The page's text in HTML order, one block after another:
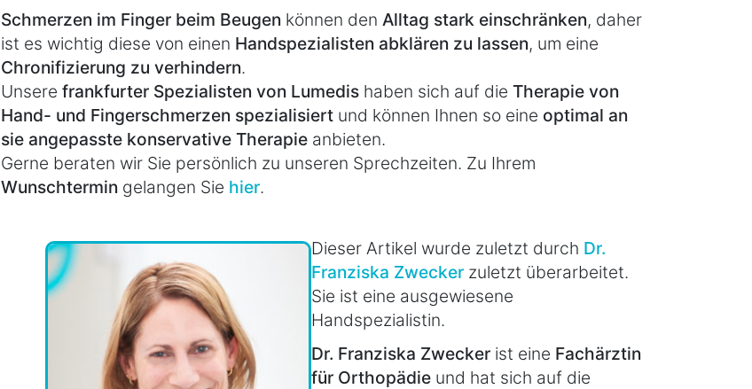
Schmerzen im Finger beim Beugen können den Alltag stark einschränken, daher
ist es wichtig diese von einen Handspezialisten abklären zu lassen, um eine
Chronifizierung zu verhindern.
Unsere frankfurter Spezialisten von Lumedis haben sich auf die Therapie von
Hand- und Fingerschmerzen spezialisiert und können Ihnen so eine optimal an
sie angepasste konservative Therapie anbieten.
Gerne beraten wir Sie persönlich zu unseren Sprechzeiten. Zu Ihrem
Wunschtermin gelangen Sie hier.
Dieser Artikel wurde zuletzt durch Dr.
Franziska Zwecker zuletzt überarbeitet.
Sie ist eine ausgewiesene
Handspezialistin.
Dr. Franziska Zwecker ist eine Fachärztin
für Orthopädie und hat sich auf die